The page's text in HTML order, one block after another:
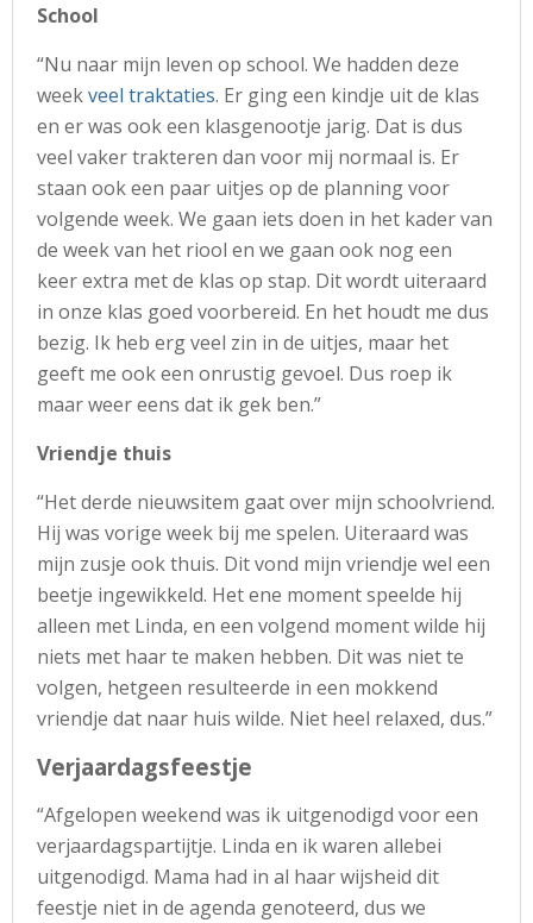
School
“Nu naar mijn leven op school. We hadden deze
weekveel traktaties. Er ging een kindje uit de klas
en er was ook een klasgenootje jarig. Dat is dus
veel vaker trakteren dan voor mij normaal is. Er
staan ook een paar uitjes op de planning voor
volgende week. We gaan iets doen in het kader van
de week van het riool en we gaan ook nog een
keer extra met de klas op stap. Dit wordt uiteraard
in onze klas goed voorbereid. En het houdt me dus
bezig. Ik heb erg veel zin in de uitjes, maar het
geeft me ook een onrustig gevoel. Dus roep ik
maar weer eens dat ik gek ben.”
Vriendje thuis
“Het derde nieuwsitem gaat over mijn schoolvriend.
Hij was vorige week bij me spelen. Uiteraard was
mijn zusje ook thuis. Dit vond mijn vriendje wel een
beetje ingewikkeld. Het ene moment speelde hij
alleen met Linda, en een volgend moment wilde hij
niets met haar te maken hebben. Dit was niet te
volgen, hetgeen resulteerde in een mokkend
vriendje dat naar huis wilde. Niet heel relaxed, dus.”
Verjaardagsfeestje
“Afgelopen weekend was ik uitgenodigd voor een
verjaardagspartijtje. Linda en ik waren allebei
uitgenodigd. Mama had in al haar wijsheid dit
feestje niet in de agenda genoteerd, dus we